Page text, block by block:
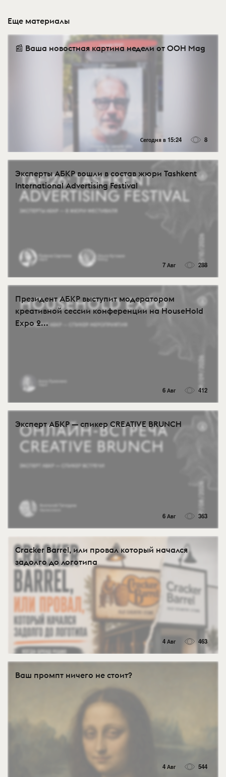
Еще материалы
📰 Ваша новостная картина недели от OOH Mag
Сегодня в 15:24 8
Эксперты АБКР вошли в состав жюри Tashkent
International Advertising Festival
7 Авг 288
Президент АБКР выступит модератором
креативной сессии конференции на HouseHold
Expo 2...
6 Авг 412
Эксперт АБКР — спикер CREATIVE BRUNCH
6 Авг 363
Cracker Barrel, или провал который начался
задолго до логотипа
4 Авг 463
Ваш промпт ничего не стоит?
4 Авг 544